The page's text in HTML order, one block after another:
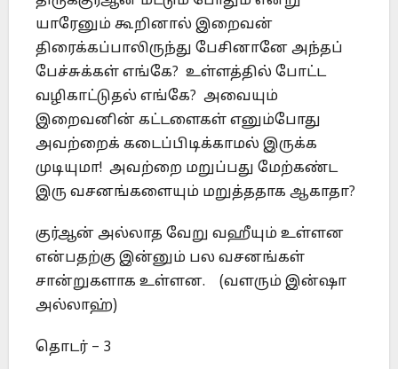
யாரேனும் கூறினால் இறைவன்
திரைக்கப்பாலிருந்து பேசினானே அந்தப்
பேச்சுக்கள் எங்கே? உள்ளத்தில் போட்ட
வழிகாட்டுதல் எங்கே? அவையும்
இறைவனின் கட்டளைகள் எனும்போது
அவற்றைக் கடைப்பிடிக்காமல் இருக்க
முடியுமா! அவற்றை மறுப்பது மேற்கண்ட
இரு வசனங்களையும் மறுத்ததாக ஆகாதா?
குர்ஆன் அல்லாத வேறு வஹீயும் உள்ளன
என்பதற்கு இன்னும் பல வசனங்கள்
சான்றுகளாக உள்ளன. (வளரும் இன்ஷா
அல்லாஹ்)
தொடர் – 3